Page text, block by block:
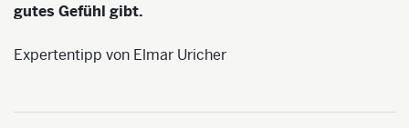
gutes Gefühl gibt.
Expertentipp von Elmar Uricher